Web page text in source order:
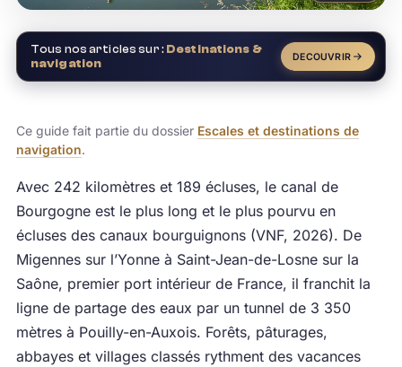
Tous nos articles sur : Destinations &
navigation
DECOUVRIR
Ce guide fait partie du dossier Escales et destinations de
navigation.
Avec 242 kilomètres et 189 écluses, le canal de
Bourgogne est le plus long et le plus pourvu en
écluses des canaux bourguignons (VNF, 2026). De
Migennes sur l’Yonne à Saint-Jean-de-Losne sur la
Saône, premier port intérieur de France, il franchit la
ligne de partage des eaux par un tunnel de 3 350
mètres à Pouilly-en-Auxois. Forêts, pâturages,
abbayes et villages classés rythment des vacances